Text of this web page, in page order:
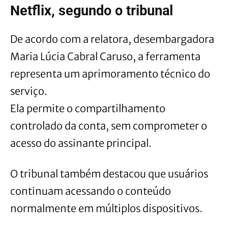
Netflix, segundo o tribunal
De acordo com a relatora, desembargadora
Maria Lúcia Cabral Caruso, a ferramenta
representa um aprimoramento técnico do
serviço.
Ela permite o compartilhamento
controlado da conta, sem comprometer o
acesso do assinante principal.
O tribunal também destacou que usuários
continuam acessando o conteúdo
normalmente em múltiplos dispositivos.